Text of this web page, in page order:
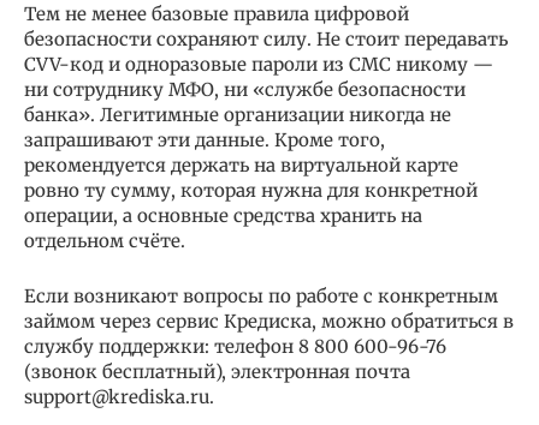
Тем не менее базовые правила цифровой
безопасности сохраняют силу. Не стоит передавать
CVV-код и одноразовые пароли из СМС никому —
ни сотруднику МФО, ни «службе безопасности
банка». Легитимные организации никогда не
запрашивают эти данные. Кроме того,
рекомендуется держать на виртуальной карте
ровно ту сумму, которая нужна для конкретной
операции, а основные средства хранить на
отдельном счёте.
Если возникают вопросы по работе с конкретным
займом через сервис Кредиска, можно обратиться в
службу поддержки: телефон 8 800 600-96-76
(звонок бесплатный), электронная почта
support@krediska.ru.